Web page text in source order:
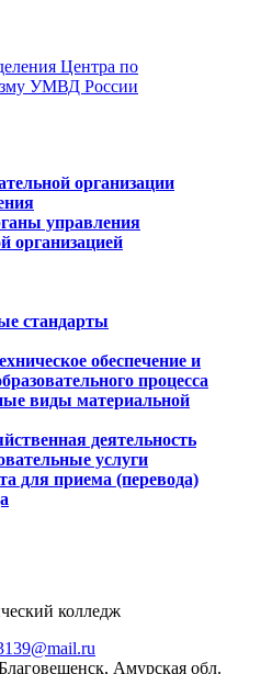
Центра по
УМВД России
организации
управления
организацией
стандарты
обеспечение и
процесса
виды материальной
деятельность
услуги
для приема (перевода)
колледж
Амурская обл.